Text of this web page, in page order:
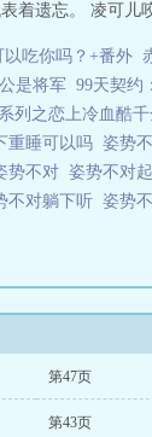
遗忘。 凌可儿
以吃你吗？+番外
是将军 99天契约
列之恋上冷血酷
重睡可以吗 姿势
势不对 姿势不对
不对躺下听 姿势
第47页
第43页